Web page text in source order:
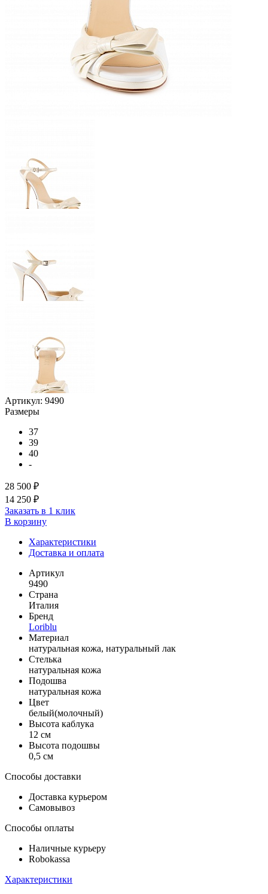
Артикул: 9490
Размеры
37
39
40
-
28 500 ₽
14 250 ₽
Заказать в 1 клик
В корзину
Характеристики
Доставка и оплата
Артикул
9490
Страна
Италия
Бренд
Loriblu
Материал
натуральная кожа, натуральный лак
Стелька
натуральная кожа
Подошва
натуральная кожа
Цвет
белый(молочный)
Высота каблука
12 см
Высота подошвы
0,5 см
Способы доставки
Доставка курьером
Самовывоз
Способы оплаты
Наличные курьеру
Robokassa
Характеристики